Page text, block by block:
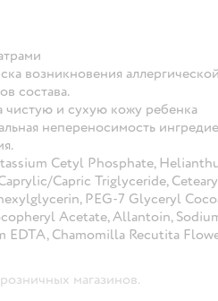
возникновения
состава.
чистую и сухую кожу ребенка
непереносимость
Cetyl Phosphate,
Capric Triglyceride,
PEG-7 Glyceryl
Acetate, Allantoin,
Сhamomilla Recutita
магазинов.